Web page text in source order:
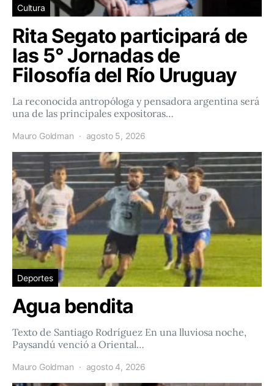
Cultura
Rita Segato participará de
las 5° Jornadas de
Filosofía del Río Uruguay
La reconocida antropóloga y pensadora argentina será
una de las principales expositoras…
Mauro Goldman agosto 5, 2026
Deportes
Agua bendita
Texto de Santiago Rodríguez En una lluviosa noche,
Paysandú venció a Oriental…
Mauro Goldman agosto 4, 2026